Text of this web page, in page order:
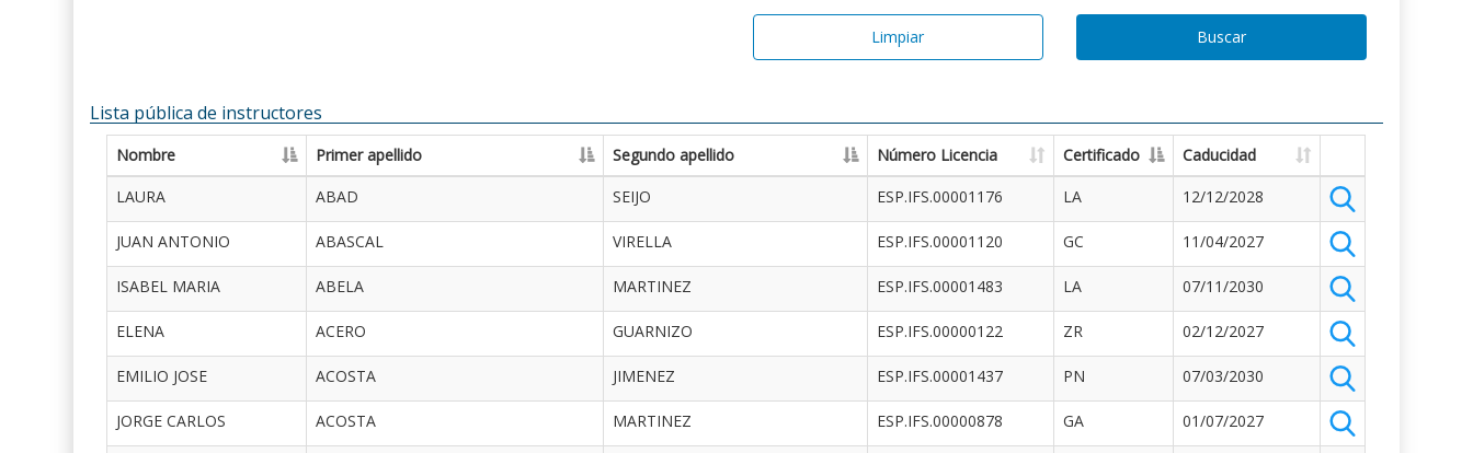
Limpiar Buscar
Lista pública de instructores
Nombre Primer apellido Segundo apellido Número Licencia Certificado
Caducidad
LAURA
ABAD SEIJO ESP.IFS.00001176 LA 12/12/2028
JUAN ANTONIO ABASCAL VIRELLA ESP.IFS.00001120 GC 11/04/2027
ISABEL MARIA ABELA MARTINEZ ESP.IFS.00001483 LA 07/11/2030
ELENA ACERO GUARNIZO ESP.IFS.00000122 ZR 02/12/2027
EMILIO JOSE ACOSTA JIMENEZ ESP.IFS.00001437 PN 07/03/2030
JORGE CARLOS ACOSTA MARTINEZ ESP.IFS.00000878 GA 01/07/2027